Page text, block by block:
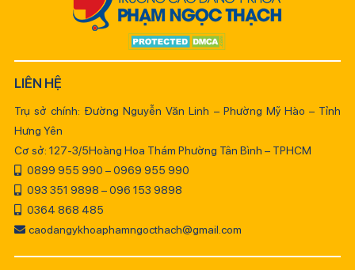
LIÊN HỆ
Trụ sở chính: Đường Nguyễn Văn Linh – Phường Mỹ Hào – Tỉnh
Hưng Yên
Cơ sở: 127-3/5Hoàng Hoa Thám Phường Tân Bình – TPHCM
0899 955 990 – 0969 955 990
093 351 9898 – 096 153 9898
0364 868 485
caodangykhoaphamngocthach@gmail.com